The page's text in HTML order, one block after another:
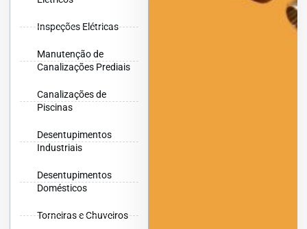
Inspeções Elétricas
Manutenção de
Canalizações Prediais
Canalizações de
Piscinas
Desentupimentos
Industriais
Desentupimentos
Domésticos
Torneiras e Chuveiros